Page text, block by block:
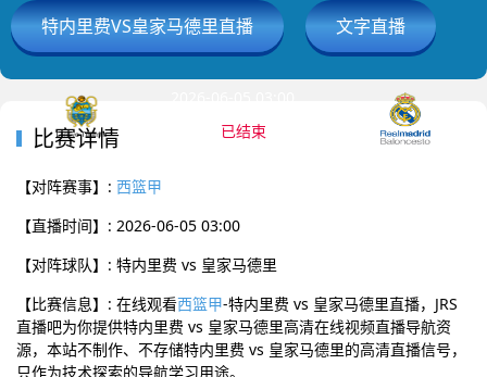
已结束
特内里费VS皇家马德里直播 文字直播
比赛详情
【对阵赛事】: 西篮甲
【直播时间】: 2026-06-05 03:00
【对阵球队】: 特内里费 vs 皇家马德里
【比赛信息】: 在线观看西篮甲-特内里费 vs 皇家马德里直播，JRS
直播吧为你提供特内里费 vs 皇家马德里高清在线视频直播导航资
源，本站不制作、不存储特内里费 vs 皇家马德里的高清直播信号，
只作为技术探索的导航学习用途。